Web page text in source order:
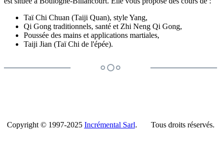
Taï Chi Chuan (Taiji Quan), style Yang,
Qi Gong traditionnels, santé et Zhi Neng Qi Gong,
Poussée des mains et applications martiales,
Taiji Jian (Taï Chi de l'épée).
Copyright © 1997-2025 Incrémental Sarl. Tous droits réservés.